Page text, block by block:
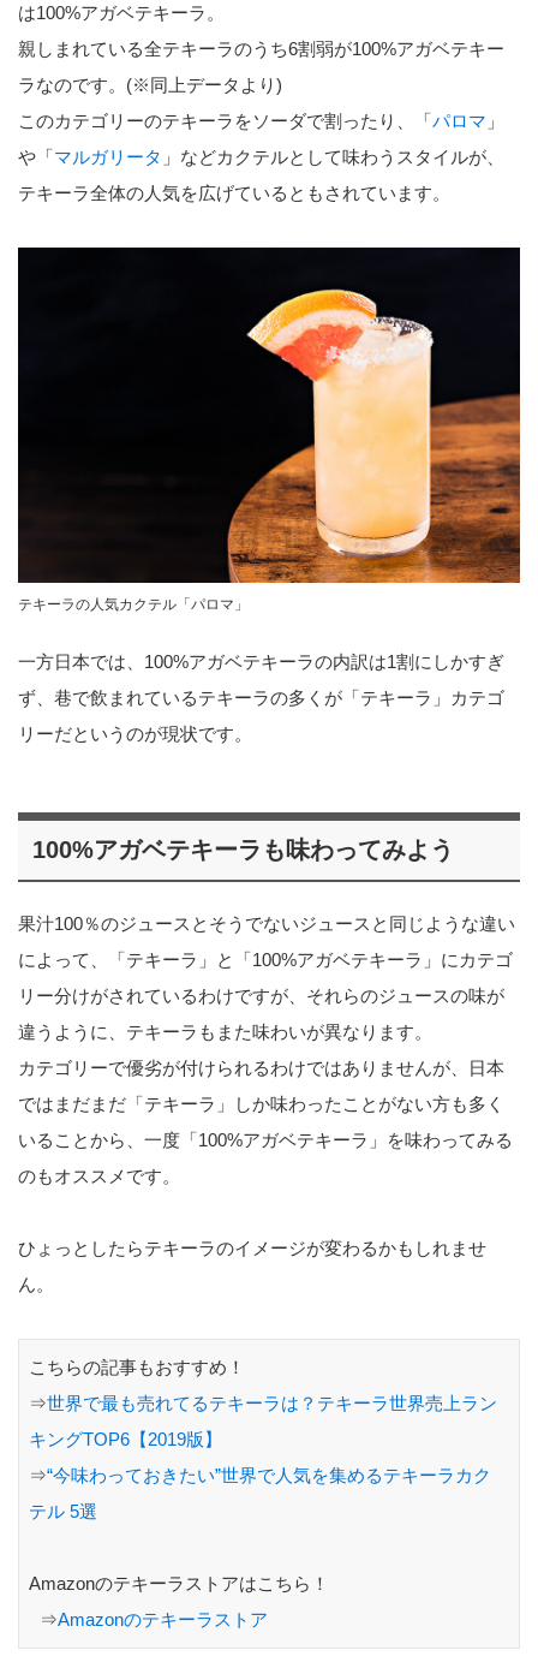
は100%アガベテキーラ。
親しまれている全テキーラのうち6割弱が100%アガベテキー
ラなのです。(※同上データより)
このカテゴリーのテキーラをソーダで割ったり、「パロマ 」
や「マルガリータ 」などカクテルとして味わうスタイルが、
テキーラ全体の人気を広げているともされています。
テキーラの人気カクテル「パロマ」
一方日本では、100%アガベテキーラの内訳は1割にしかすぎ
ず、巷で飲まれているテキーラの多くが「テキーラ」カテゴ
リーだというのが現状です。
100%アガベテキーラも味わってみよう
果汁100％のジュースとそうでないジュースと同じような違い
によって、「テキーラ」と「100%アガベテキーラ」にカテゴ
リー分けがされているわけですが、それらのジュースの味が
違うように、テキーラもまた味わいが異なります。
カテゴリーで優劣が付けられるわけではありませんが、日本
ではまだまだ「テキーラ」しか味わったことがない方も多く
いることから、一度「100%アガベテキーラ」を味わってみる
のもオススメです。
ひょっとしたらテキーラのイメージが変わるかもしれませ
ん。
こちらの記事もおすすめ！
⇒世界で最も売れてるテキーラは？テキーラ世界売上ラン
キングTOP6【2019版】
⇒“今味わっておきたい”世界で人気を集めるテキーラカク
テル 5選
Amazonのテキーラストアはこちら！
⇒Amazonのテキーラストア